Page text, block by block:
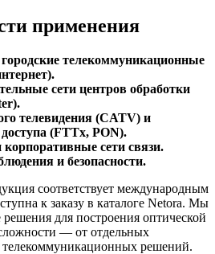
применения
телекоммуникационные
сети центров обработки
телевидения (CATV) и
(FTTx, PON).
сети связи.
и безопасности.
соответствует международным
к заказу в каталоге Netora. Мы
для построения оптической
— от отдельных
решений.